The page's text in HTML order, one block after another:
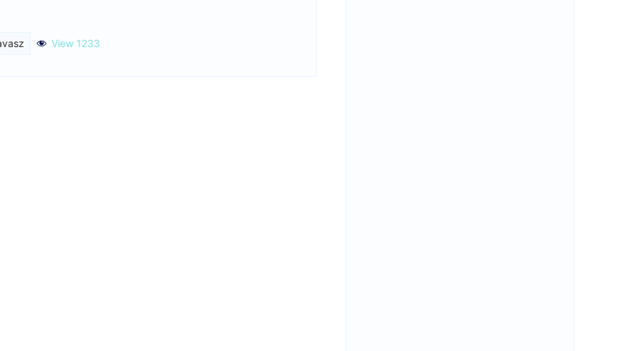
View 1233